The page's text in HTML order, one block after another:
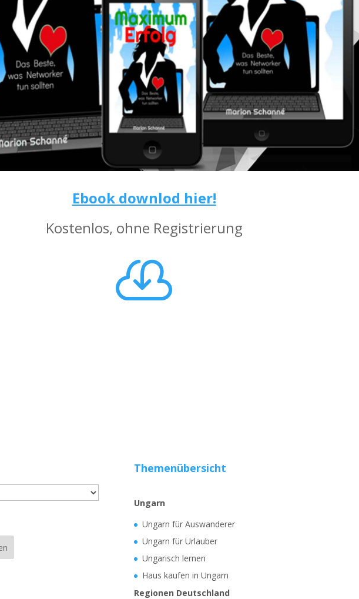
Ebook downlod hier!
Kostenlos, ohne Registrierung

Themenübersicht
Ungarn
Ungarn für Auswanderer
Ungarn für Urlauber
Ungarisch lernen
Haus kaufen in Ungarn
Regionen Deutschland